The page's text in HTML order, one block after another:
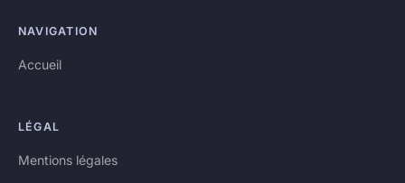
NAVIGATION
Accueil
LÉGAL
Mentions légales